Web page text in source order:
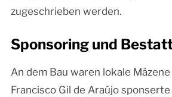
zugeschrieben werden.
Sponsoring und
An dem Bau waren lokale
Francisco Gil de Araújo